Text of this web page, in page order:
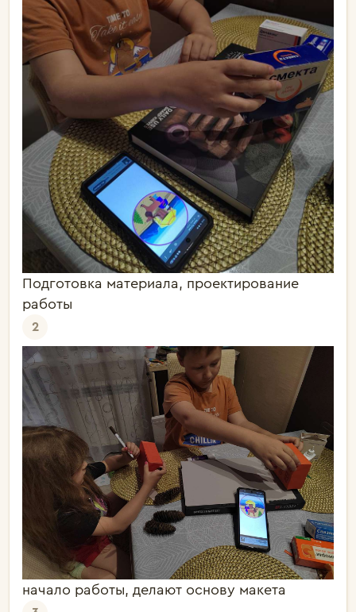
Подготовка материала, проектирование
работы
2
начало работы, делают основу макета